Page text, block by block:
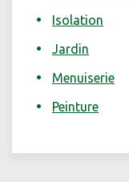
Isolation
Jardin
Menuiserie
Peinture